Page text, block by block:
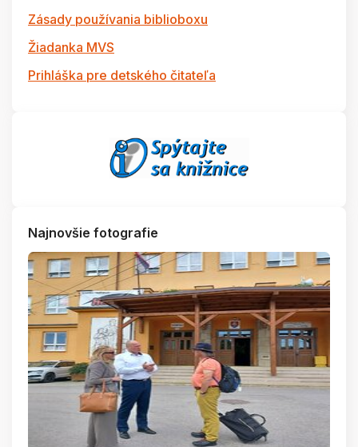
Zásady používania biblioboxu
Žiadanka MVS
Prihláška pre detského čitateľa
Najnovšie fotografie